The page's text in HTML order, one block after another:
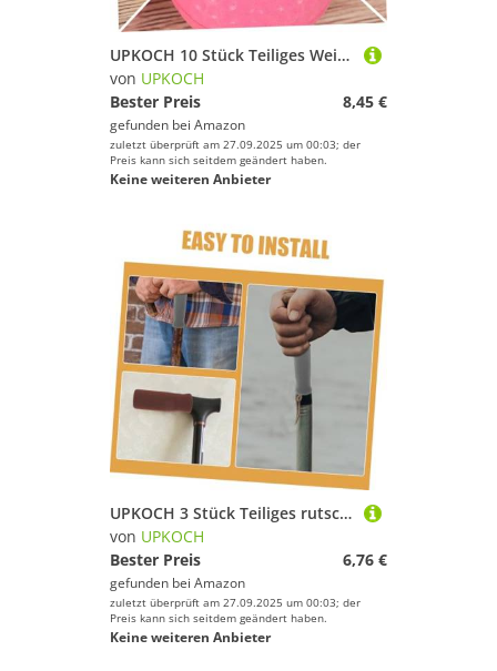
UPKOCH 10 Stück Teiliges Weiche Pu schaumstoffbälle Leichte Trainings Spielbälle für Farbige Minigolf übungsbälle Strapazierfähige Wiederverwendbare für Drinnen und Draußen
von UPKOCH
Bester Preis
8,45 €
gefunden bei Amazon
zuletzt überprüft am 27.09.2025 um 00:03; der
Preis kann sich seitdem geändert haben.
Keine weiteren Anbieter
UPKOCH 3 Stück Teiliges rutschfeste Schaumstoff Griffe für Gehstock und Krücken Gepolstert und Komfortabel Ergonomisch Geformt für Lange Nutzung Passend für Standard handgriffe und
von UPKOCH
Bester Preis
6,76 €
gefunden bei Amazon
zuletzt überprüft am 27.09.2025 um 00:03; der
Preis kann sich seitdem geändert haben.
Keine weiteren Anbieter